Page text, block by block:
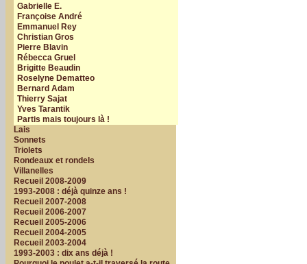
Gabrielle E.
Françoise André
Emmanuel Rey
Christian Gros
Pierre Blavin
Rébecca Gruel
Brigitte Beaudin
Roselyne Dematteo
Bernard Adam
Thierry Sajat
Yves Tarantik
Partis mais toujours là !
Lais
Sonnets
Triolets
Rondeaux et rondels
Villanelles
Recueil 2008-2009
1993-2008 : déjà quinze ans !
Recueil 2007-2008
Recueil 2006-2007
Recueil 2005-2006
Recueil 2004-2005
Recueil 2003-2004
1993-2003 : dix ans déjà !